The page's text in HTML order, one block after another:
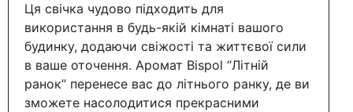
Ця свічка чудово підходить для
використання в будь-якій кімнаті вашого
будинку, додаючи свіжості та життєвої сили
в ваше оточення. Аромат Bispol “Літній
ранок” перенесе вас до літнього ранку, де ви
зможете насолодитися прекрасними